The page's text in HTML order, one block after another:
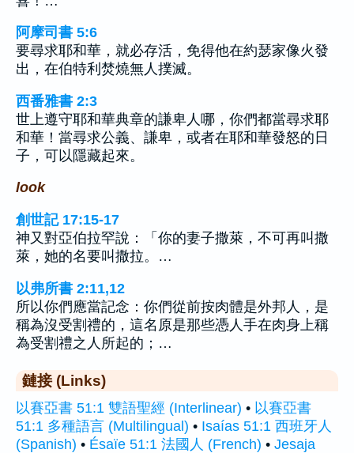
阿摩司書 5:6
要尋求耶和華，就必存活，免得他在約瑟家像火發
出，在伯特利焚燒無人撲滅。
西番雅書 2:3
世上遵守耶和華典章的謙卑人哪，你們都當尋求耶
和華！當尋求公義、謙卑，或者在耶和華發怒的日
子，可以隱藏起來。
look
創世記 17:15-17
神又對亞伯拉罕說：「你的妻子撒萊，不可再叫撒
萊，她的名要叫撒拉。…
以弗所書 2:11,12
所以你們應當記念：你們從前按肉體是外邦人，是
稱為沒受割禮的，這名原是那些憑人手在肉身上稱
為受割禮之人所起的；…
鏈接 (Links)
以賽亞書 51:1 雙語聖經 (Interlinear) • 以賽亞書
51:1 多種語言 (Multilingual) • Isaías 51:1 西班牙人
(Spanish) • Ésaïe 51:1 法國人 (French) • Jesaja